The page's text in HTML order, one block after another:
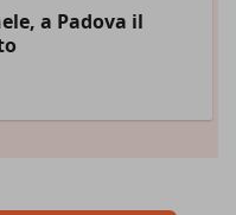
a Padova il